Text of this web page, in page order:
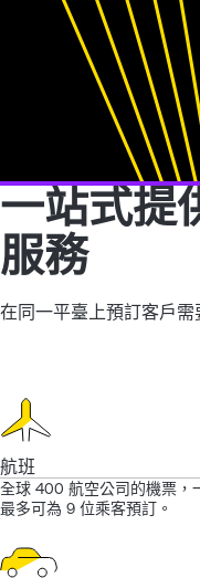
一站式提
服務
在同一平臺上預訂客戶需
航班
全球 400 航空公司的機票，
最多可為 9 位乘客預訂。